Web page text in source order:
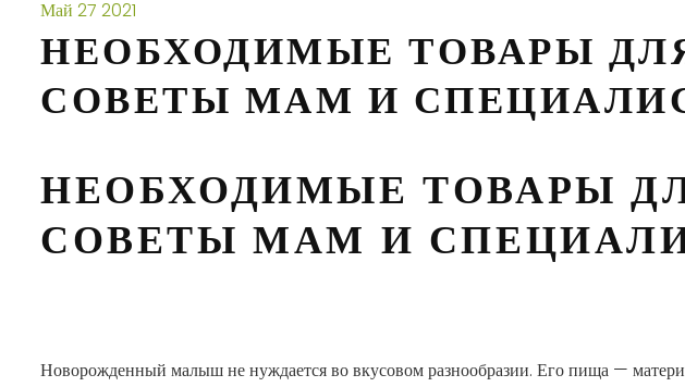
Май 27 2021
НЕОБХОДИМЫЕ ТОВАРЫ
СОВЕТЫ МАМ И
НЕОБХОДИМЫЕ ТОВАРЫ
СОВЕТЫ МАМ И
Новорожденный малыш не нуждается во вкусовом разнообразии. Его пища —